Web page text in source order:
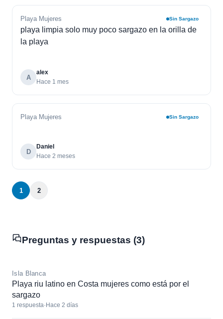
Playa Mujeres Sin Sargazo
playa limpia solo muy poco sargazo en la orilla de
la playa
A
alex
Hace 1 mes
Playa Mujeres Sin Sargazo
D
Daniel
Hace 2 meses
1 2
Preguntas y respuestas (3)
Isla Blanca
Playa riu latino en Costa mujeres como está por el
sargazo
1 respuesta· Hace 2 días